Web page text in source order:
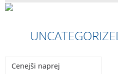
Cenejši naprej